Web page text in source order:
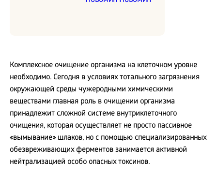
Комплексное очищение организма на клеточном уровне
необходимо. Сегодня в условиях тотального загрязнения
окружающей среды чужеродными химическими
веществами главная роль в очищении организма
принадлежит сложной системе внутриклеточного
очищения, которая осуществляет не просто пассивное
«вымывание» шлаков, но с помощью специализированных
обезвреживающих ферментов занимается активной
нейтрализацией особо опасных токсинов.